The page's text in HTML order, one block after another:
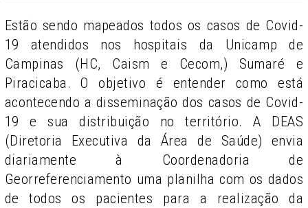
Estão sendo mapeados todos os casos de Covid-
19 atendidos nos hospitais da Unicamp de
Campinas (HC, Caism e Cecom,) Sumaré e
Piracicaba. O objetivo é entender como está
acontecendo a disseminação dos casos de Covid-
19 e sua distribuição no território. A DEAS
(Diretoria Executiva da Área de Saúde) envia
diariamente à Coordenadoria de
Georreferenciamento uma planilha com os dados
de todos os pacientes para a realização da